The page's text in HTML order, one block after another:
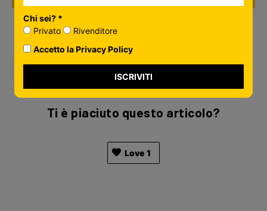
Social Network
Ti è piaciuto questo articolo?
Love 1
Chi sei? *
Privato
Rivenditore
Accetto la Privacy Policy
ISCRIVITI